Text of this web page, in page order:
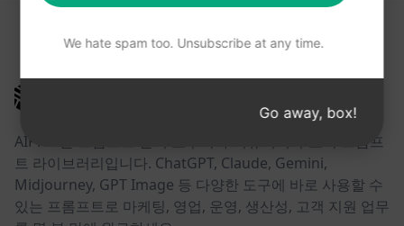
다음 링크가 도움이 될 수 있습니다.
AIPRM은 프롬프트 관리 도구이자 커뮤니티 주도의 프롬프
트 라이브러리입니다. ChatGPT, Claude, Gemini,
Midjourney, GPT Image 등 다양한 도구에 바로 사용할 수
있는 프롬프트로 마케팅, 영업, 운영, 생산성, 고객 지원 업무
We hate spam too. Unsubscribe at any time.
Go away, box!